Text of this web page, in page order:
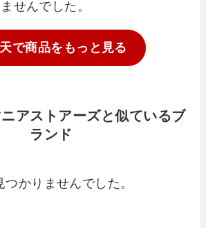
せんでした。
で商品を もっと見る
アストアーズと似ているブ
ランド
かりませんでした。